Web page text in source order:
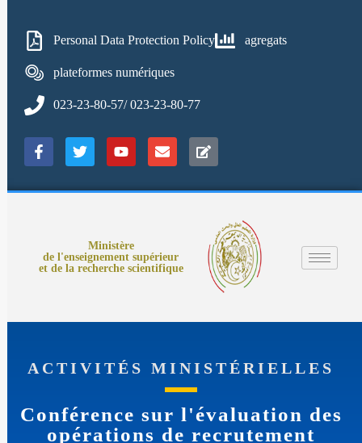
Personal Data Protection Policy agregats
plateformes numériques
023-23-80-57/ 023-23-80-77
Ministère
de l'enseignement supérieur
et de la recherche scientifique
ACTIVITÉS MINISTÉRIELLES
Conférence sur l'évaluation des
opérations de recrutement